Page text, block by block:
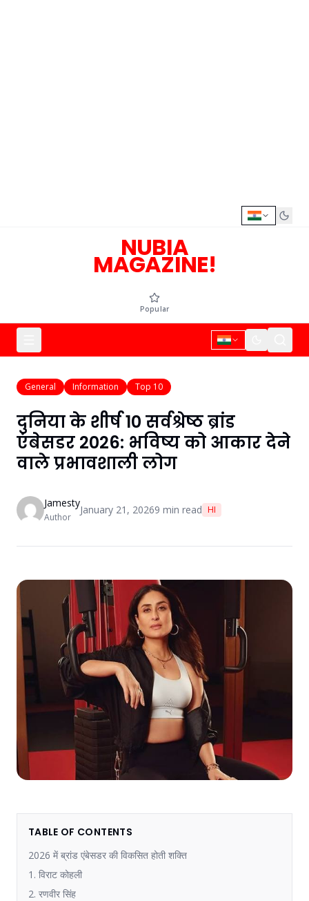
NUBIA
MAGAZINE!
Popular
General Information Top 10
दुनिया के शीर्ष 10 सर्वश्रेष्ठ ब्रांड
एंबेसडर 2026: भविष्य को आकार देने
वाले प्रभावशाली लोग
Jamesty
Author
January 21, 20269 min read HI
TABLE OF CONTENTS
2026 में ब्रांड एंबेसडर की विकसित होती शक्ति
1. विराट कोहली
2. रणवीर सिंह